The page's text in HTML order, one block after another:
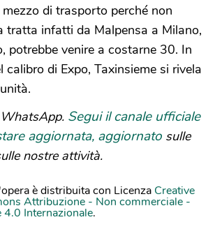
di trasporto perché non
tratta infatti da Malpensa a Milano,
potrebbe venire a costarne 30. In
calibro di Expo, Taxinsieme si rivela
Segui il canale ufficiale
aggiornata, aggiornato sulle
nostre attività.
è distribuita con Licenza Creative
Attribuzione - Non commerciale -
4.0 Internazionale.